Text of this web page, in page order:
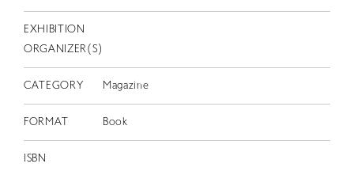
EXHIBITION
ORGANIZER(S)
CATEGORY Magazine
FORMAT Book
ISBN